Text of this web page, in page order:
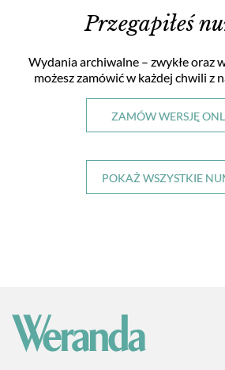
Przegapiłeś
Wydania archiwalne – zwykłe oraz
możesz zamówić w każdej chwili z
ZAMÓW WERSJĘ
POKAŻ WSZYSTKIE